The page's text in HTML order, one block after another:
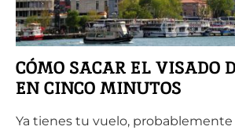
CÓMO SACAR EL VISADO
EN CINCO MINUTOS
Ya tienes tu vuelo,